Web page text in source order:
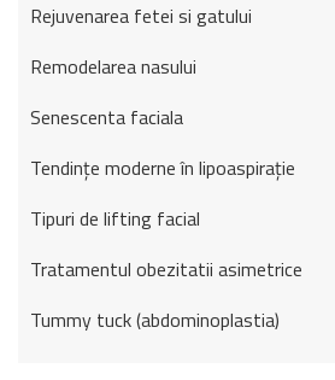
Rejuvenarea fetei si gatului
Remodelarea nasului
Senescenta faciala
Tendințe moderne în lipoaspirație
Tipuri de lifting facial
Tratamentul obezitatii asimetrice
Tummy tuck (abdominoplastia)